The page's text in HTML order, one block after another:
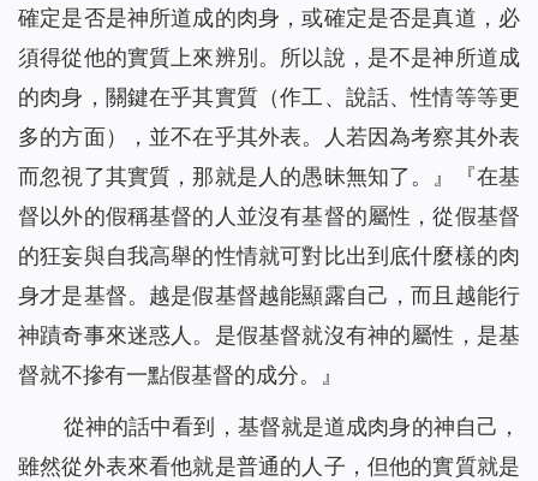
確定是否是神所道成的肉身，或確定是否是真道，必
須得從他的實質上來辨別。所以說，是不是神所道成
的肉身，關鍵在乎其實質（作工、說話、性情等等更
多的方面），並不在乎其外表。人若因為考察其外表
而忽視了其實質，那就是人的愚昧無知了。
』『在基
督以外的假稱基督的人並沒有基督的屬性，從假基督
的狂妄與自我高舉的性情就可對比出到底什麼樣的肉
身才是基督。越是假基督越能顯露自己，而且越能行
神蹟奇事來迷惑人。是假基督就沒有神的屬性，是基
督就不摻有一點假基督的成分。
』
從神的話中看到，基督就是道成肉身的神自己，
雖然從外表來看他就是普通的人子，但他的實質就是